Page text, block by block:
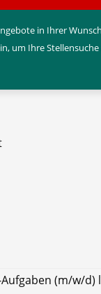
in Ihrer
um Ihre
(m/w/d)